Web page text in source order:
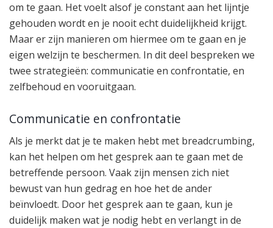
om te gaan. Het voelt alsof je constant aan het lijntje
gehouden wordt en je nooit echt duidelijkheid krijgt.
Maar er zijn manieren om hiermee om te gaan en je
eigen welzijn te beschermen. In dit deel bespreken we
twee strategieën: communicatie en confrontatie, en
zelfbehoud en vooruitgaan.
Communicatie en confrontatie
Als je merkt dat je te maken hebt met breadcrumbing,
kan het helpen om het gesprek aan te gaan met de
betreffende persoon. Vaak zijn mensen zich niet
bewust van hun gedrag en hoe het de ander
beïnvloedt. Door het gesprek aan te gaan, kun je
duidelijk maken wat je nodig hebt en verlangt in de